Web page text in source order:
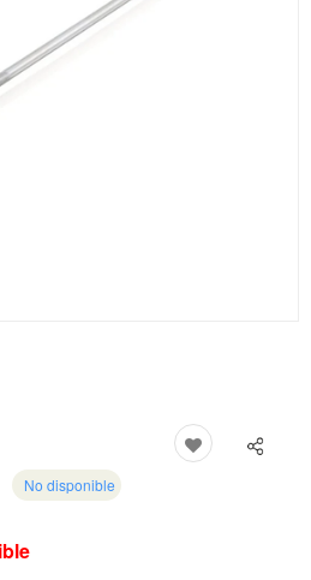
No disponible